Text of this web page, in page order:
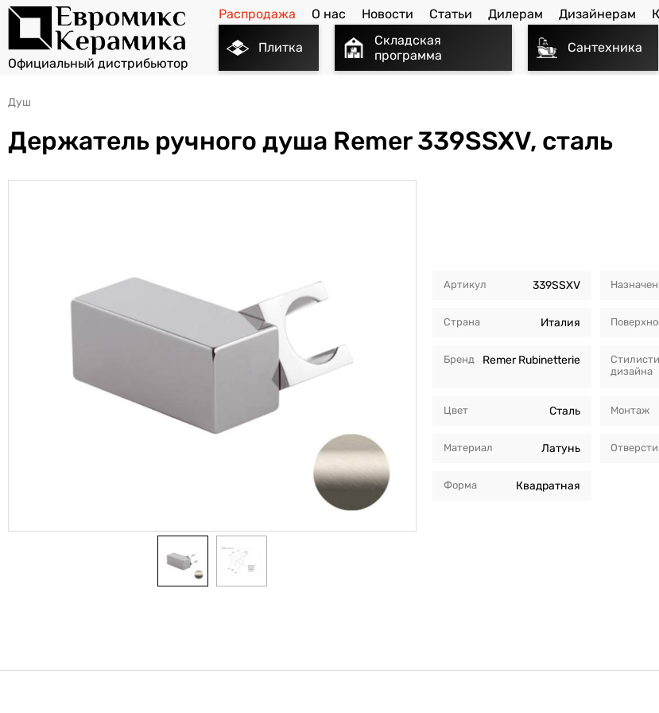
Распродажа О нас Новости Статьи Дилерам Дизайнерам
Плитка
Складская
программа
Сантехника
Душ
Держатель ручного душа Remer 339SSXV, сталь
Артикул 339SSXV
Страна Италия
Бренд Remer Rubinetterie
Цвет Сталь
Материал Латунь
Форма Квадратная
дизайна
Монтаж